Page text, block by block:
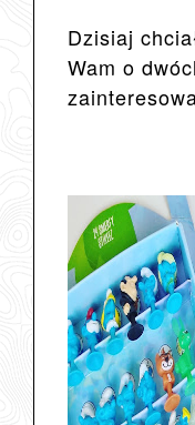
Dzisiaj
Wam o